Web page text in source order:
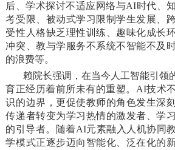
后、学术探讨不适应网络与AI时代、
考受限、被动式学习限制学生发展、
受性人格缺乏理性训练、趣味化成长
冲突、教与学服务不系统不智能不及
的浪费等。
赖院长强调，在当今人工智能引领
育正经历着前所未有的重塑。AI技术
识的边界，更促使教师的角色发生深
传递者转变为学习热情的激发者、学
的引导者。随着AI元素融入人机协同
学模式正逐步迈向智能化、泛在化的